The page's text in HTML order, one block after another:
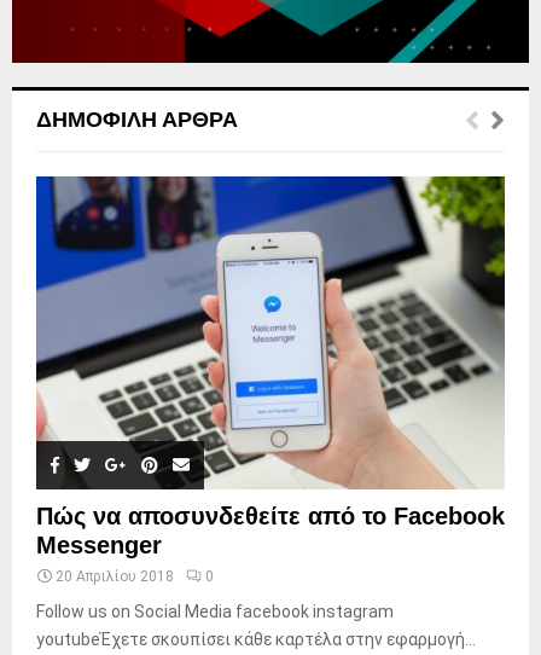
ΔΗΜΟΦΙΛΉ ΆΡΘΡΑ
Πώς να αποσυνδεθείτε από το Facebook
Messenger
20 Απριλίου 2018 0
Follow us on Social Media facebook instagram
youtubeΈχετε σκουπίσει κάθε καρτέλα στην εφαρμογή...